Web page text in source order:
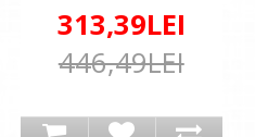
313,39LEI
446,49LEI